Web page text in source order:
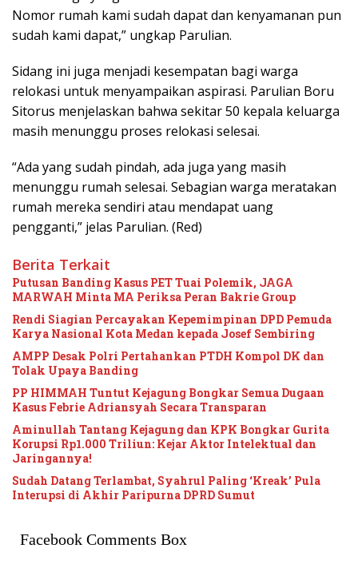
Nomor rumah kami sudah dapat dan kenyamanan pun
sudah kami dapat,” ungkap Parulian.
Sidang ini juga menjadi kesempatan bagi warga
relokasi untuk menyampaikan aspirasi. Parulian Boru
Sitorus menjelaskan bahwa sekitar 50 kepala keluarga
masih menunggu proses relokasi selesai.
“Ada yang sudah pindah, ada juga yang masih
menunggu rumah selesai. Sebagian warga meratakan
rumah mereka sendiri atau mendapat uang
pengganti,” jelas Parulian. (Red)
Berita Terkait
Putusan Banding Kasus PET Tuai Polemik, JAGA
MARWAH Minta MA Periksa Peran Bakrie Group
Rendi Siagian Percayakan Kepemimpinan DPD Pemuda
Karya Nasional Kota Medan kepada Josef Sembiring
AMPP Desak Polri Pertahankan PTDH Kompol DK dan
Tolak Upaya Banding
PP HIMMAH Tuntut Kejagung Bongkar Semua Dugaan
Kasus Febrie Adriansyah Secara Transparan
Aminullah Tantang Kejagung dan KPK Bongkar Gurita
Korupsi Rp1.000 Triliun: Kejar Aktor Intelektual dan
Jaringannya!
Sudah Datang Terlambat, Syahrul Paling ‘Kreak’ Pula
Interupsi di Akhir Paripurna DPRD Sumut
Facebook Comments Box